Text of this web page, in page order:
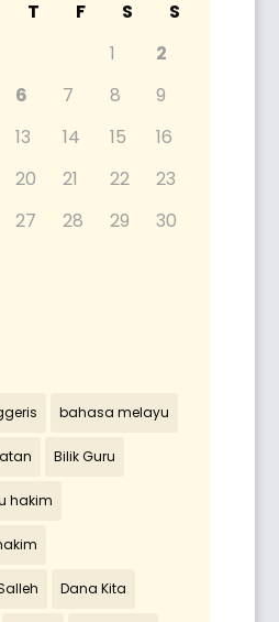
T F S
S
1
2
6 7 8
9
13 14 15
16
20 21 22
23
27 28 29
30
bahasa melayu
Bilik Guru
hakim
Dana Kita